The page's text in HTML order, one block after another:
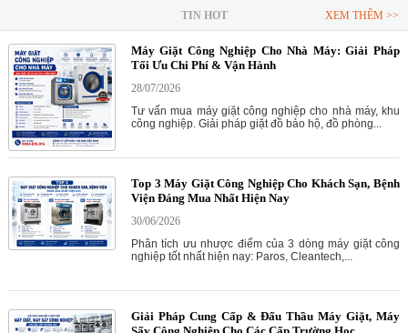
TIN HOT XEM THÊM >>
Máy Giặt Công Nghiệp Cho Nhà Máy: Giải Pháp
Tối Ưu Chi Phí & Vận Hành
28/07/2026
Tư vấn mua máy giặt công nghiệp cho nhà máy, khu
công nghiệp. Giải pháp giặt đồ bảo hộ, đồ phòng...
Top 3 Máy Giặt Công Nghiệp Cho Khách Sạn, Bệnh
Viện Đáng Mua Nhất Hiện Nay
30/06/2026
Phân tích ưu nhược điểm của 3 dòng máy giặt công
nghiệp tốt nhất hiện nay: Paros, Cleantech,...
Giải Pháp Cung Cấp & Đấu Thầu Máy Giặt, Máy